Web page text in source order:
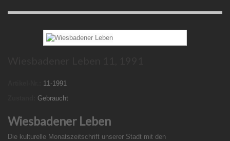
11-1991
Gebraucht
Wiesbadener Leben
Die kulturelle Monatszeitschrift unserer Stadt mit den